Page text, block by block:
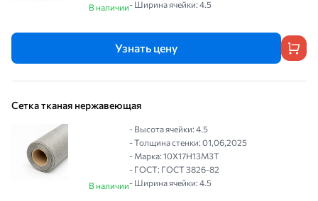
В наличии- Ширина ячейки: 4.5
Узнать цену
Сетка тканая нержавеющая
В наличии
- Высота ячейки: 4.5
- Толщина стенки: 01,06,2025
- Марка: 10Х17Н13М3Т
- ГОСТ: ГОСТ 3826-82
- Ширина ячейки: 4.5